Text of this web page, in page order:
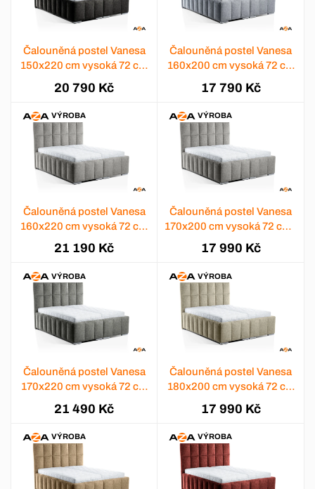
Čalouněná postel Vanesa
150x220 cm vysoká 72 cm
- výběr barev
20 790 Kč
Čalouněná postel Vanesa
160x200 cm vysoká 72 cm
- výběr barev
17 790 Kč
VÝROBA
Čalouněná postel Vanesa
160x220 cm vysoká 72 cm
- výběr barev
21 190 Kč
VÝROBA
Čalouněná postel Vanesa
170x200 cm vysoká 72 cm -
výběr barev
17 990 Kč
VÝROBA
Čalouněná postel Vanesa
170x220 cm vysoká 72 cm
- výběr barev
21 490 Kč
VÝROBA
Čalouněná postel Vanesa
180x200 cm vysoká 72 cm
- výběr barev
17 990 Kč
VÝROBA VÝROBA